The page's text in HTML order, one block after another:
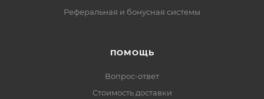
Реферальная и бонусная системы
ПОМОЩЬ
Вопрос-ответ
Стоимость доставки